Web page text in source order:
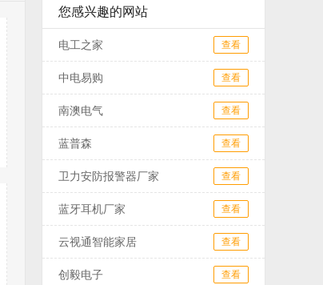
您感兴趣的网站
电工之家 查看
中电易购 查看
南澳电气 查看
蓝普森 查看
卫力安防报警器厂家 查看
蓝牙耳机厂家 查看
云视通智能家居 查看
创毅电子 查看